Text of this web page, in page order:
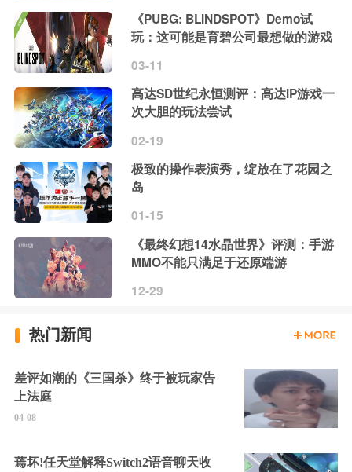
《PUBG: BLINDSPOT》Demo试
玩：这可能是育碧公司最想做的游戏
03-11
高达SD世纪永恒测评：高达IP游戏一
次大胆的玩法尝试
02-19
极致的操作表演秀，绽放在了花园之
岛
01-15
《最终幻想14水晶世界》评测：手游
MMO不能只满足于还原端游
12-29
热门新闻
差评如潮的《三国杀》终于被玩家告
上法庭
04-08
蔫坏!任天堂解释Switch2语音聊天收